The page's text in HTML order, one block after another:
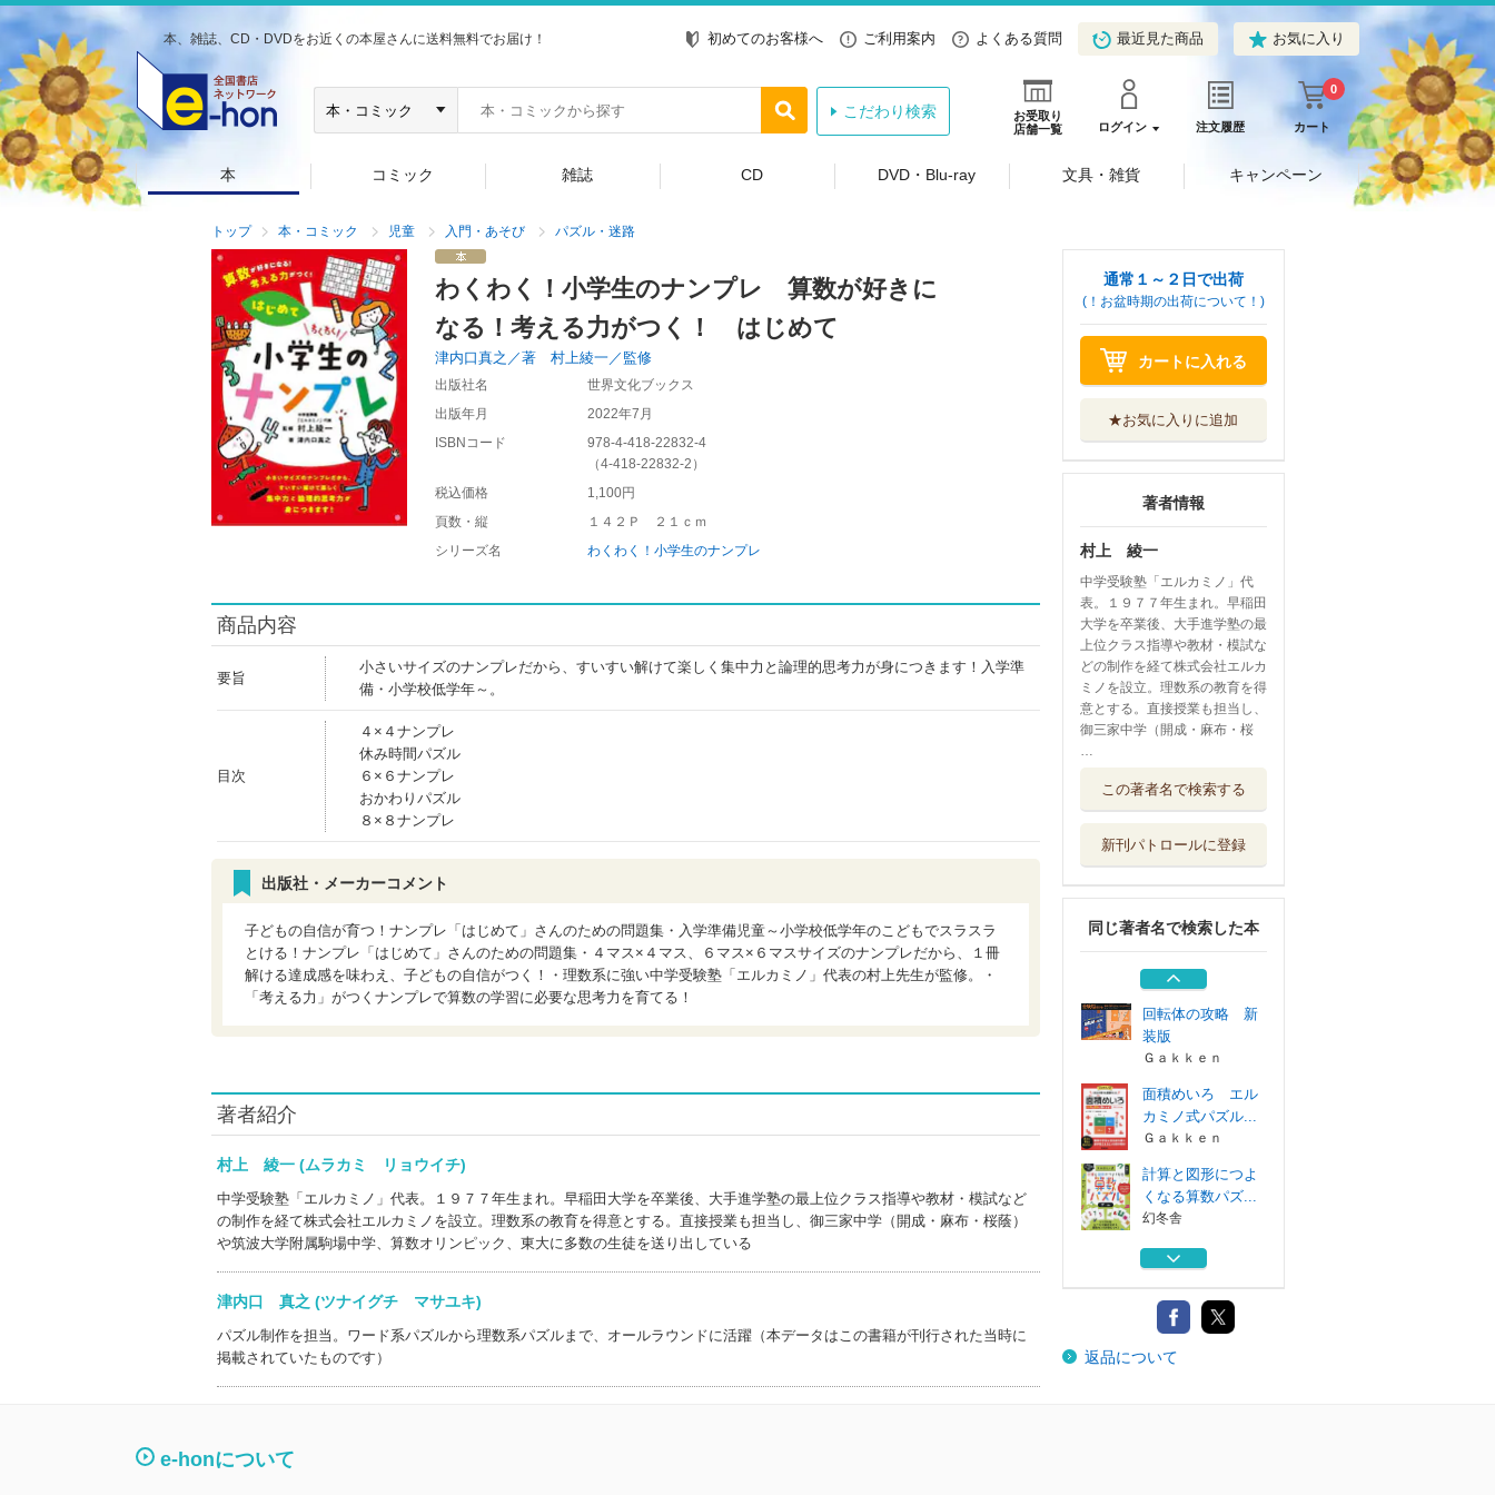
本、雑誌、CD・DVDをお近くの本屋さんに送料無料でお届け！ 初めてのお客様へ ご利用案内 よくある質問 最近見た商品 お気に入り
お受取り
店舗一覧
ログイン 注文履歴 カート
0
こだわり検索
本 コミック 雑誌 CD DVD・Blu-ray 文具・雑貨 キャンペーン
トップ 本・コミック 児童 入門・あそび パズル・迷路
わくわく！小学生のナンプレ 算数が好きに
なる！考える力がつく！ はじめて
津内口真之／著 村上綾一／監修
出版社名
世界文化ブックス
出版年月
2022年7月
ISBNコード
978-4-418-22832-4
（4-418-22832-2 ）
税込価格
1,100円
頁数・縦
１４２Ｐ ２１ｃｍ
シリーズ名
わくわく！小学生のナンプレ
商品内容
要旨
小さいサイズのナンプレだから、すいすい解けて楽しく集中力と論理的思考力が身につきます！入学準
備・小学校低学年～。
目次
４×４ナンプレ
休み時間パズル
６×６ナンプレ
おかわりパズル
８×８ナンプレ
出版社・メーカーコメント
子どもの自信が育つ！ナンプレ「はじめて」さんのための問題集・入学準備児童～小学校低学年のこどもでスラスラ
とける！ナンプレ「はじめて」さんのための問題集・４マス×４マス、６マス×６マスサイズのナンプレだから、１冊
解ける達成感を味わえ、子どもの自信がつく！・理数系に強い中学受験塾「エルカミノ」代表の村上先生が監修。・
「考える力」がつくナンプレで算数の学習に必要な思考力を育てる！
著者紹介
村上 綾一 (ムラカミ リョウイチ)
中学受験塾「エルカミノ」代表。１９７７年生まれ。早稲田大学を卒業後、大手進学塾の最上位クラス指導や教材・模試など
の制作を経て株式会社エルカミノを設立。理数系の教育を得意とする。直接授業も担当し、御三家中学（開成・麻布・桜蔭）
や筑波大学附属駒場中学、算数オリンピック、東大に多数の生徒を送り出している
津内口 真之 (ツナイグチ マサユキ)
パズル制作を担当。ワード系パズルから理数系パズルまで、オールラウンドに活躍（本データはこの書籍が刊行された当時に
掲載されていたものです）
通常１～２日で出荷
(！お盆時期の出荷について！)
カートに入れる
★お気に入りに追加
著者情報
村上 綾一
中学受験塾「エルカミノ」代
表。１９７７年生まれ。早稲田
大学を卒業後、大手進学塾の最
上位クラス指導や教材・模試な
どの制作を経て株式会社エルカ
ミノを設立。理数系の教育を得
意とする。直接授業も担当し、
御三家中学（開成・麻布・桜
…
この著者名で検索する
新刊パトロールに登録
同じ著者名で検索した本
くなる算数パズ...
エルカミノ式理系
幻冬舎
エルカミノ式理系
脳をつくるパズ...
幻冬舎
回転体の攻略 新
装版
Ｇａｋｋｅｎ
面積めいろ エル
カミノ式パズル...
Ｇａｋｋｅｎ
計算と図形につよ
くなる算数パズ...
幻冬舎
エルカミノ式理系
幻冬舎
エルカミノ式理系
脳をつくるパズ...
返品について
e-honについて